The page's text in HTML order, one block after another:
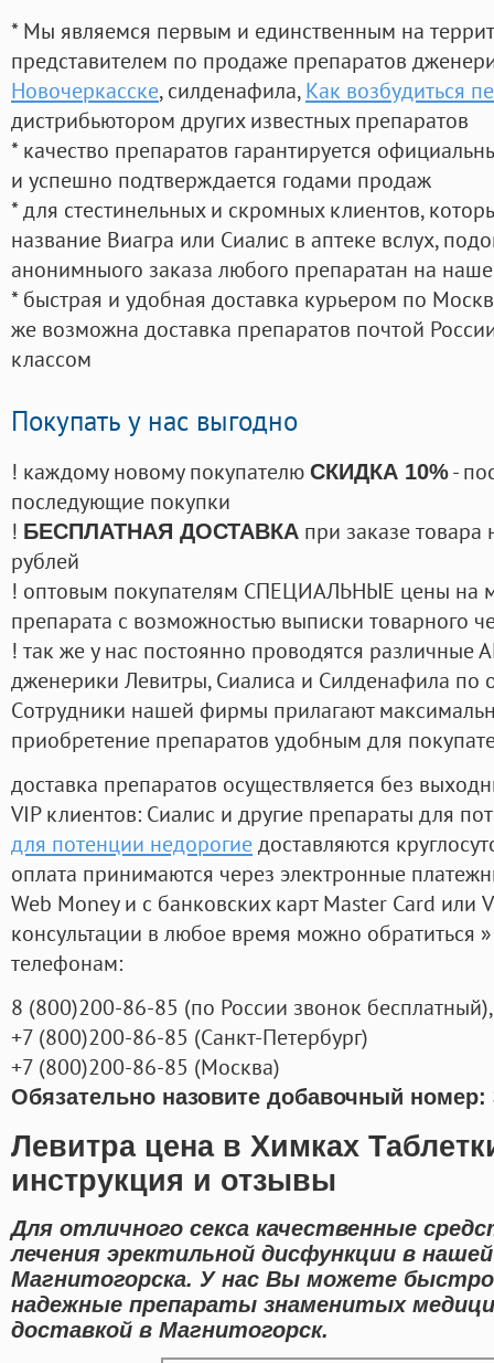
* Мы являемся первым и единственным на
представителем по продаже препаратов
Новочеркасске, силденафила, Как возбудиться
дистрибьютором других известных препаратов
* качество препаратов гарантируется
и успешно подтверждается годами продаж
* для стестинельных и скромных клиентов,
название Виагра или Сиалис в аптеке вслух,
анонимныого заказа любого препаратан на
* быстрая и удобная доставка курьером по
же возможна доставка препаратов почтой
классом
Покупать у нас выгодно
! каждому новому покупателю СКИДКА 10%-
последующие покупки
! БЕСПЛАТНАЯ ДОСТАВКА при заказе
рублей
! оптовым покупателям СПЕЦИАЛЬНЫЕ цены на
препарата с возможностью выписки товарного
! так же у нас постоянно проводятся
дженерики Левитры, Сиалиса и Силденафила по
Cотрудники нашей фирмы прилагают
приобретение препаратов удобным для
доставка препаратов осуществляется без
VIP клиентов: Сиалис и другие препараты для
для потенции недорогиедоставляются
оплата принимаются через электронные
Web Money и с банковских карт Master Card или
консультации в любое время можно обратиться
телефонам:
8 (800)200-86-85 (по России звонок бесплатный),
+7 (800)200-86-85 (Санкт-Петербург)
+7 (800)200-86-85 (Москва)
Обязательно назовите добавочный номер:
Левитра цена в Химках
инструкция и отзывы
Для отличного секса качественные
лечения эректильной дисфункции в
Магнитогорска. У нас Вы можете
надежные препараты знаменитых
доставкой в Магнитогорск.